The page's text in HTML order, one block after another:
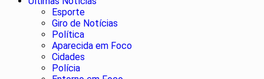
Esporte
Giro de Notícias
Política
Aparecida em Foco
Cidades
Polícia